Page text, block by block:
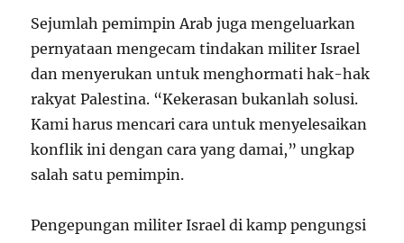
Sejumlah pemimpin Arab juga mengeluarkan
pernyataan mengecam tindakan militer Israel
dan menyerukan untuk menghormati hak-hak
rakyat Palestina. “Kekerasan bukanlah solusi.
Kami harus mencari cara untuk menyelesaikan
konflik ini dengan cara yang damai,” ungkap
salah satu pemimpin.
Pengepungan militer Israel di kamp pengungsi